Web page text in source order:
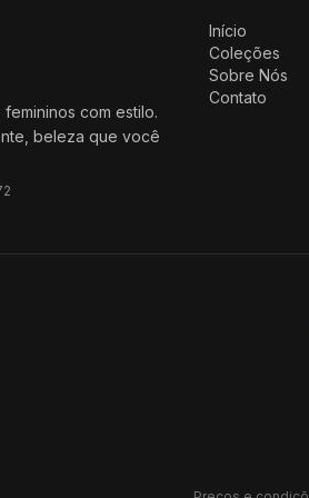
com estilo.
beleza que você
Início
Coleções
Sobre Nós
Contato